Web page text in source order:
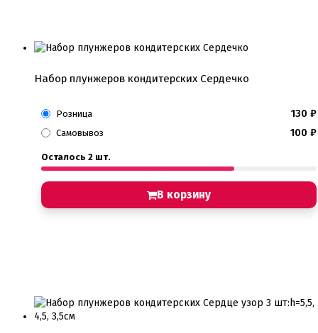
Набор плунжеров кондитерских Сердечко
Розница 130 ₽
Самовывоз 100 ₽
Осталось 2 шт.
В корзину